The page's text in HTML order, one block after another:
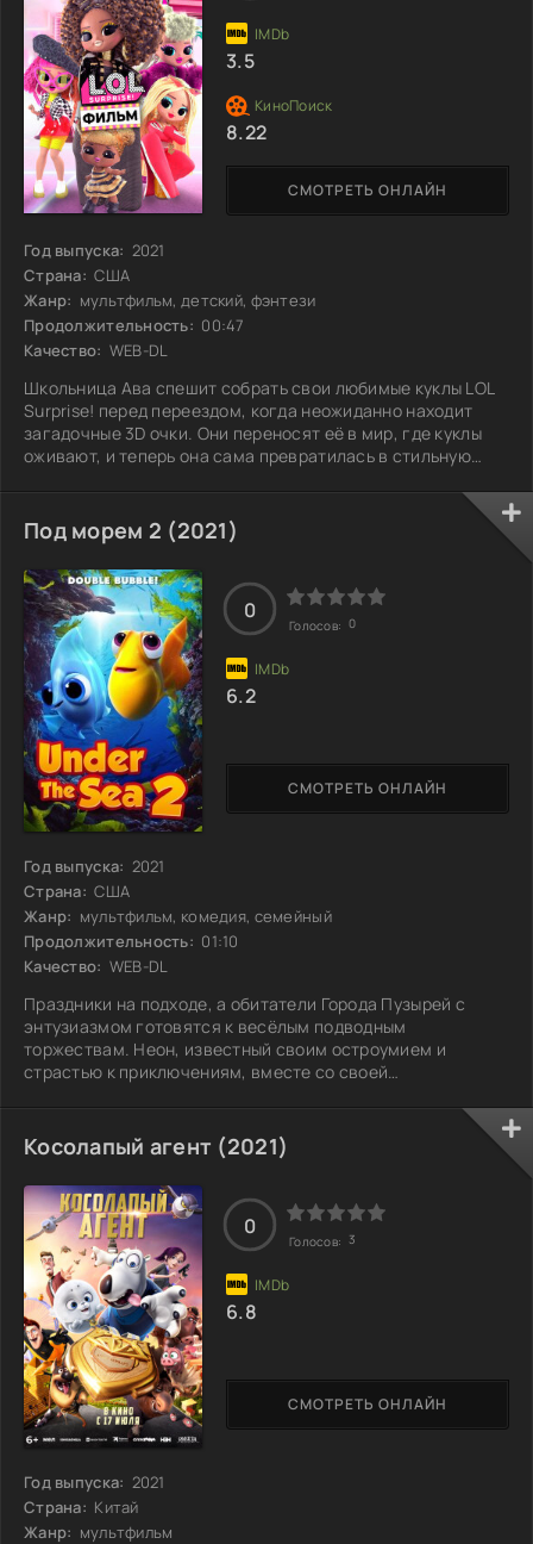
Год выпуска: 2021
Страна: США
Жанр: мультфильм, детский, фэнтези
Продолжительность: 00:47
Качество: WEB-DL
Школьница Ава спешит собрать свои любимые куклы LOL
Surprise! перед переездом, когда неожиданно находит
загадочные 3D очки. Они переносят её в мир, где куклы
оживают, и теперь она сама превратилась в стильную
предстоит помочь своей сестре готовиться к съемкам
крупного фильма. Премьера близится, а финал сценария
всё ещё не написан. На пути к успеху её поджидают
недоразумения и неожиданные ситуации. Как же
справиться с этой задачей и создать
СМОТРЕТЬ ОНЛАЙН
3.5
8.22
Под морем 2 (2021)
Год выпуска: 2021
Страна: США
Жанр: мультфильм, комедия, семейный
Продолжительность: 01:10
Качество: WEB-DL
Праздники на подходе, а обитатели Города Пузырей с
энтузиазмом готовятся к весёлым подводным
торжествам. Неон, известный своим остроумием и
страстью к приключениям, вместе со своей
красок и удивительных существ. Каждая встреча полна
неожиданностей, но спокойствие нарушает скрытая в
глубинах тайна, способная подорвать их празднование.
Неон и Мила сталкиваются с непредсказуемыми
трудностями и должны проявить смекалку, чтобы
объединить друзей и
СМОТРЕТЬ ОНЛАЙН
0
Голосов: 0
6.2
Косолапый агент (2021)
Год выпуска: 2021
Страна: Китай
Жанр: мультфильм
СМОТРЕТЬ ОНЛАЙН
0
Голосов: 3
6.8